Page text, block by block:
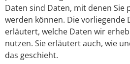
Daten sind Daten, mit denen
werden können. Die vorliegende
erläutert, welche Daten wir
nutzen. Sie erläutert auch, wie
das geschieht.